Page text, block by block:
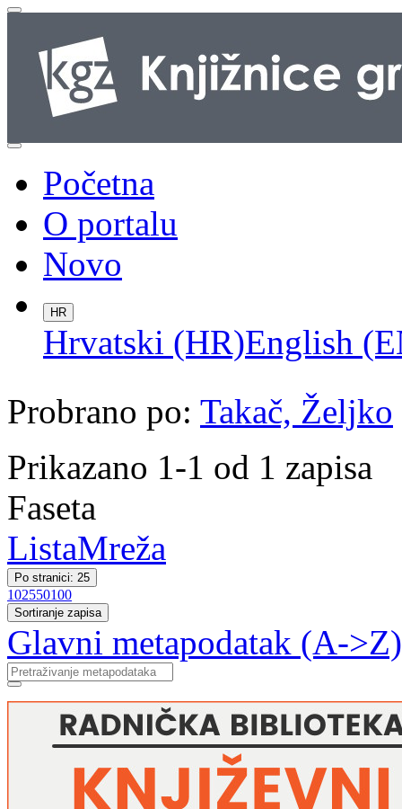
Početna
O portalu
Novo
HR
Hrvatski (HR)English
Probrano po: Takač, Željko
Prikazano 1-1 od 1 zapisa
Faseta
ListaMreža
Po stranici: 25
102550100
Sortiranje zapisa
Glavni metapodatak (A->Z)